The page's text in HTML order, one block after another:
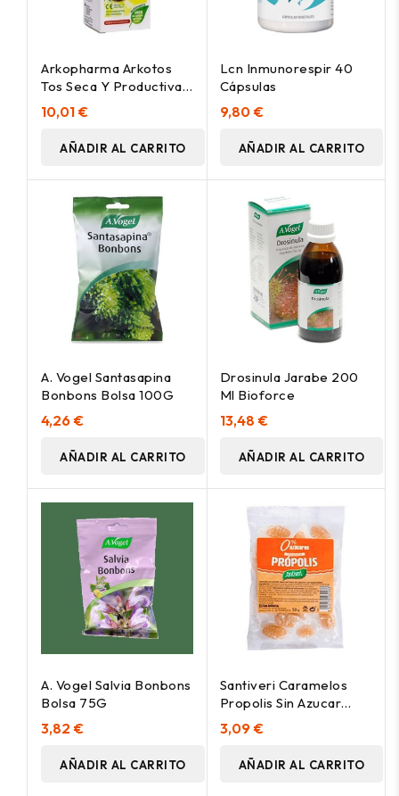
Arkopharma Arkotos
Tos Seca Y Productiva
Sabor Frutos Rojos
140Ml
10,01 €
AÑADIR AL CARRITO
Lcn Inmunorespir 40
Cápsulas
9,80 €
AÑADIR AL CARRITO
A. Vogel Santasapina
Bonbons Bolsa 100G
4,26 €
AÑADIR AL CARRITO
Drosinula Jarabe 200
Ml Bioforce
13,48 €
AÑADIR AL CARRITO
A. Vogel Salvia Bonbons
Bolsa 75G
3,82 €
AÑADIR AL CARRITO
Santiveri Caramelos
Propolis Sin Azucar
50G
3,09 €
AÑADIR AL CARRITO